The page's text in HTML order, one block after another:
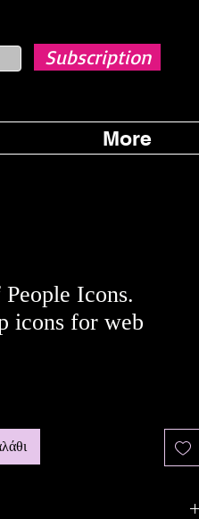
Subscription
More
Icons.
icons for web